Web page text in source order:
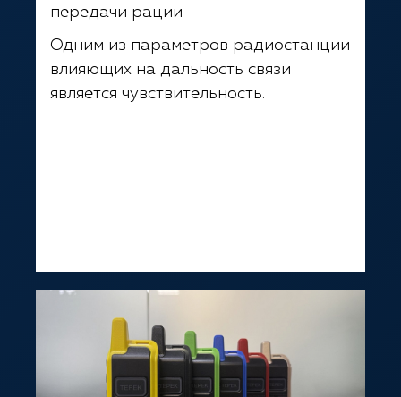
передачи рации
Одним из параметров радиостанции
влияющих на дальность связи
является чувствительность.